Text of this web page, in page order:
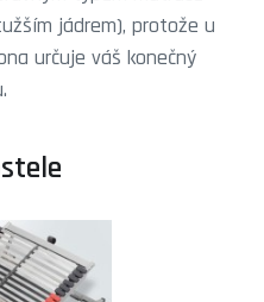
jádrem), protože u
určuje váš konečný